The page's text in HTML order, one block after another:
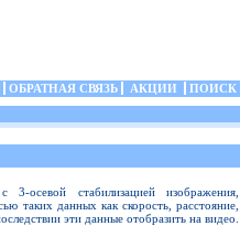
ОБРАТНАЯ СВЯЗЬ АКЦИИ ПОИСК
осевой стабилизацией изображения,
таких данных как скорость, расстояние,
эти данные отобразить на видео.